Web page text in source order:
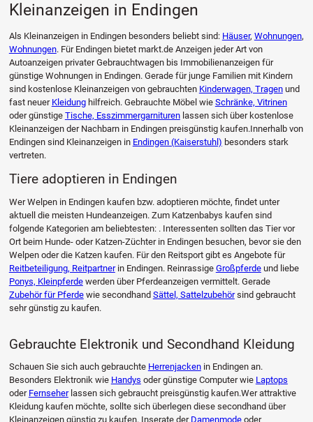
Kleinanzeigen in Endingen
Als Kleinanzeigen in Endingen besonders beliebt sind: Häuser, Wohnungen,
Wohnungen. Für Endingen bietet markt.de Anzeigen jeder Art von
Autoanzeigen privater Gebrauchtwagen bis Immobilienanzeigen für
günstige Wohnungen in Endingen. Gerade für junge Familien mit Kindern
sind kostenlose Kleinanzeigen von gebrauchten Kinderwagen, Tragenund
fast neuer Kleidunghilfreich. Gebrauchte Möbel wie Schränke, Vitrinen
oder günstige Tische, Esszimmergarniturenlassen sich über kostenlose
Kleinanzeigen der Nachbarn in Endingen preisgünstig kaufen.Innerhalb von
Endingen sind Kleinanzeigen in Endingen (Kaiserstuhl) besonders stark
vertreten.
Tiere adoptieren in Endingen
Wer Welpen in Endingen kaufen bzw. adoptieren möchte, findet unter
aktuell die meisten Hundeanzeigen. Zum Katzenbabys kaufen sind
folgende Kategorien am beliebtesten: . Interessenten sollten das Tier vor
Ort beim Hunde- oder Katzen-Züchter in Endingen besuchen, bevor sie den
Welpen oder die Katzen kaufen. Für den Reitsport gibt es Angebote für
Reitbeteiligung, Reitpartnerin Endingen. Reinrassige Großpferdeund liebe
Ponys, Kleinpferdewerden über Pferdeanzeigen vermittelt. Gerade
Zubehör für Pferdewie secondhand Sättel, Sattelzubehörsind gebraucht
sehr günstig zu kaufen.
Gebrauchte Elektronik und Secondhand Kleidung
Schauen Sie sich auch gebrauchte Herrenjackenin Endingen an.
Besonders Elektronik wie Handys oder günstige Computer wie Laptops
oder Fernseherlassen sich gebraucht preisgünstig kaufen.Wer attraktive
Kleidung kaufen möchte, sollte sich überlegen diese secondhand über
Kleinanzeigen günstig zu kaufen. Inserate der Damenmodeoder